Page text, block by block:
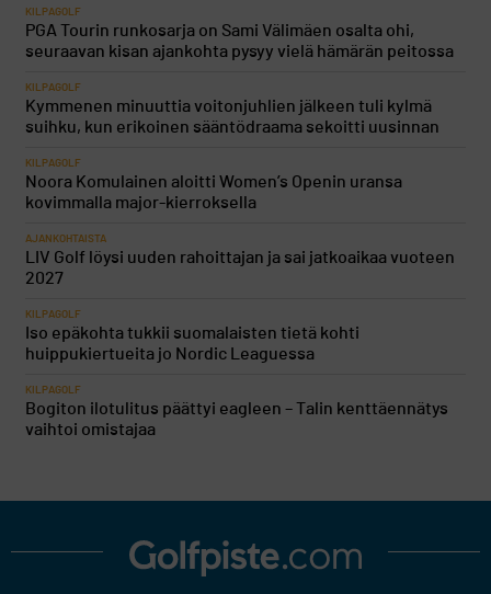
KILPAGOLF
PGA Tourin runkosarja on Sami Välimäen osalta ohi,
seuraavan kisan ajankohta pysyy vielä hämärän peitossa
KILPAGOLF
Kymmenen minuuttia voitonjuhlien jälkeen tuli kylmä
suihku, kun erikoinen sääntödraama sekoitti uusinnan
KILPAGOLF
Noora Komulainen aloitti Women’s Openin uransa
kovimmalla major-kierroksella
AJANKOHTAISTA
LIV Golf löysi uuden rahoittajan ja sai jatkoaikaa vuoteen
2027
KILPAGOLF
Iso epäkohta tukkii suomalaisten tietä kohti
huippukiertueita jo Nordic Leaguessa
KILPAGOLF
Bogiton ilotulitus päättyi eagleen – Talin kenttäennätys
vaihtoi omistajaa